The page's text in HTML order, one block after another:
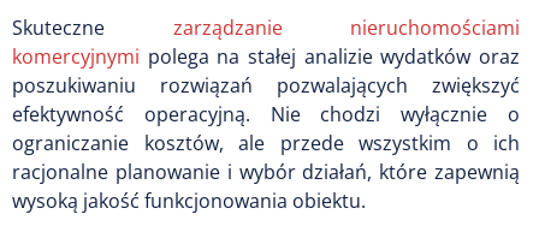
Skuteczne zarządzanie nieruchomościami
komercyjnymi polega na stałej analizie wydatków oraz
poszukiwaniu rozwiązań pozwalających zwiększyć
efektywność operacyjną. Nie chodzi wyłącznie o
ograniczanie kosztów, ale przede wszystkim o ich
racjonalne planowanie i wybór działań, które zapewnią
wysoką jakość funkcjonowania obiektu.